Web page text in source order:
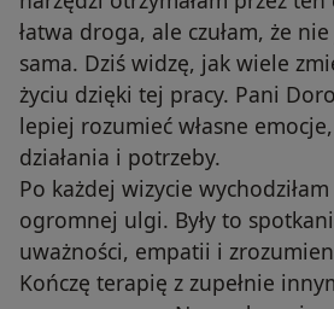
łatwa droga, ale czułam, że
sama. Dziś widzę, jak wiele
życiu dzięki tej pracy. Pani
lepiej rozumieć własne
działania i potrzeby.
Po każdej wizycie
ogromnej ulgi. Były to
uważności, empatii i
Kończę terapię z zupełnie